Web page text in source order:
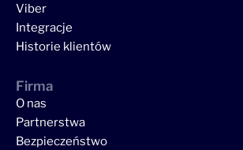
Viber
Integracje
Historie klientów
Firma
O nas
Partnerstwa
Bezpieczeństwo